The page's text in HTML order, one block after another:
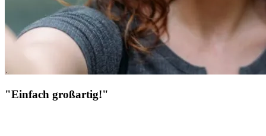
"Einfach großartig!"